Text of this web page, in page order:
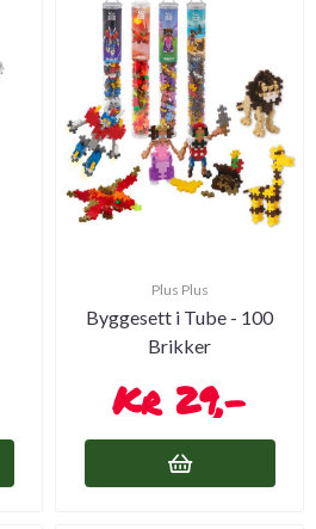
Plus Plus
Byggesett i Tube - 100
Brikker
29,-